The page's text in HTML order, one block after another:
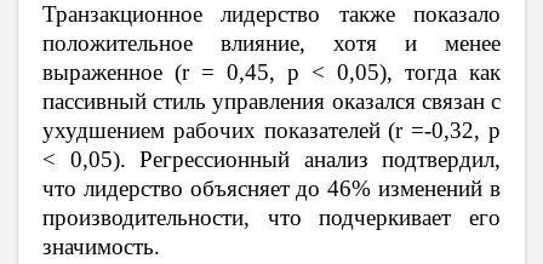
Транзакционное лидерство также показало
положительное влияние, хотя и менее
выраженное (r = 0,45, p < 0,05), тогда как
пассивный стиль управления оказался связан с
ухудшением рабочих показателей (r =-0,32, p
< 0,05). Регрессионный анализ подтвердил,
что лидерство объясняет до 46% изменений в
производительности, что подчеркивает его
значимость.